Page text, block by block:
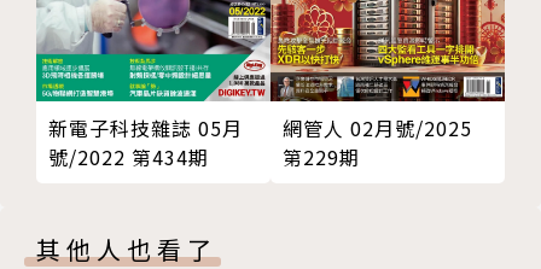
設計簡易/安裝簡便/易用性高
專訪Microchip FPGA部門行銷總監Venki Narayanan
專訪SGS互聯與產品事業群汽車產業服務中心總監康乃
專訪力積電技術長室技術處長葛永年
廣告索引
新電子科技雜誌 05月
號/2022 第434期
網管人 02月號/2025
第229期
其他人也看了